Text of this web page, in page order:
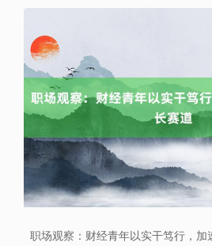
职场观察：财经青年以实干笃行，加
上证综指 3900.35